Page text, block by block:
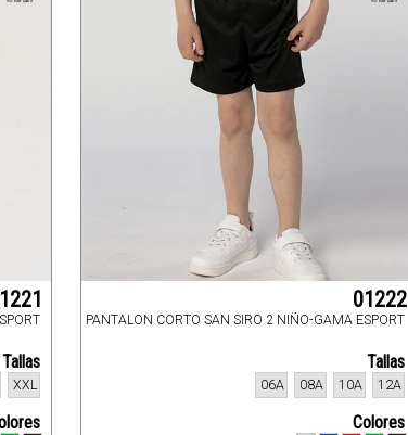
Tallas
XXL
01222
PANTALON CORTO SAN SIRO 2 NIÑO-GAMA ESPORT
Tallas
12A
10A
08A
06A
Colores